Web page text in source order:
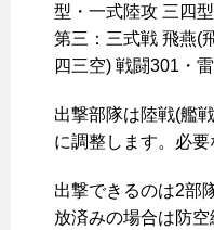
型・一式陸攻 三四
第三：三式戦 飛燕(
四三空) 戦闘301・
出撃部隊は陸戦(艦
に調整します。必要
出撃できるのは2部
放済みの場合は防空